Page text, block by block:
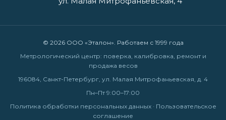
© 2026 ООО «Эталон». Работаем с 1999 года
Метрологический центр: поверка, калибровка, ремонт и
продажа весов
196084, Санкт-Петербург, ул. Малая Митрофаньевская, д. 4
Пн–Пт 9:00–17:00
Политика обработки персональных данных· Пользовательское
соглашение